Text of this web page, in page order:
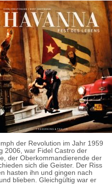
der Revolution im Jahr 1959
2006, war Fidel Castro der
der Oberkommandierende der
sich die Geister. Der Riss
hasten ihn und gingen nach
blieben. Gleichgültig war er